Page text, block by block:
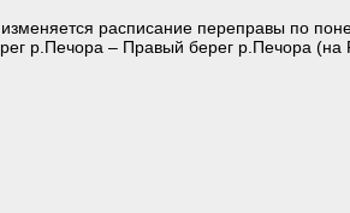
изменяется расписание переправы по
р.Печора – Правый берег р.Печора (на